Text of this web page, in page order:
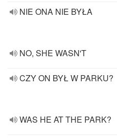
NIE ONA NIE BYŁA
NO, SHE WASN'T
CZY ON BYŁ W PARKU?
WAS HE AT THE PARK?